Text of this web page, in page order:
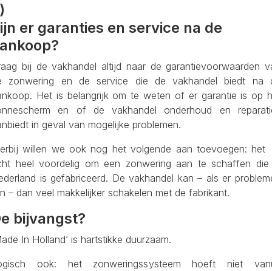
er garanties en service na de
bij de vakhandel altijd naar de garantievoorwaarden
zonwering en de service die de vakhandel biedt na
Het is belangrijk om te weten of er garantie is op
en of de vakhandel onderhoud en
in geval van mogelijke problemen.
willen we ook nog het volgende aan toevoegen:
heel voordelig om een zonwering aan te schaffen die
is gefabriceerd. De vakhandel kan – als er
– dan veel makkelijker schakelen met de fabrikant.
bijvangst?
In Holland’ is hartstikke duurzaam.
ook: het zonweringssysteem hoeft niet